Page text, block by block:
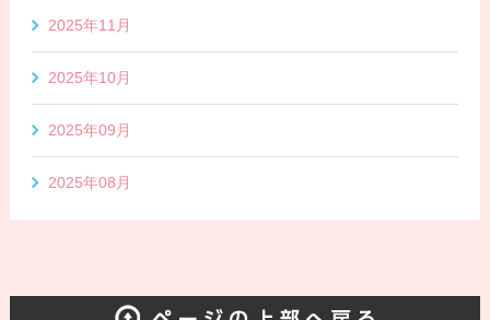
2025年11月
2025年10月
2025年09月
2025年08月